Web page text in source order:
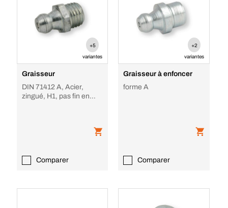
+5
variantes
Graisseur
DIN 71412 A, Acier,
zingué, H1, pas fin en
Comparer
+2
variantes
Graisseur à enfoncer
forme A
Comparer